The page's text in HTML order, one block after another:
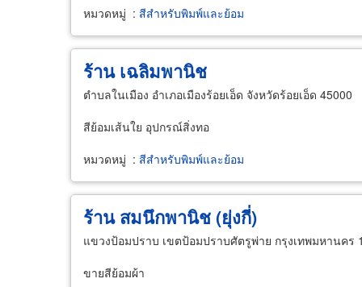
หมวดหมู่ : สีสำหรับพิมพ์และย้อม
ร้าน เฉลิมพานิช
ตำบลในเมือง อำเภอเมืองร้อยเอ็ด จังหวัดร้อยเอ็ด 45000
สีย้อมเส้นใย อุปกรณ์สิ่งทอ
หมวดหมู่ : สีสำหรับพิมพ์และย้อม
ร้าน สมนึกพานิช (ยุ่งกี่)
แขวงป้อมปราบ เขตป้อมปราบศัตรูพ่าย กรุงเทพมหานคร
ขายสีย้อมผ้า